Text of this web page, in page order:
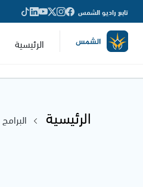
تابع راديو الشمس
الرئيسية
الرئيسية البرامج